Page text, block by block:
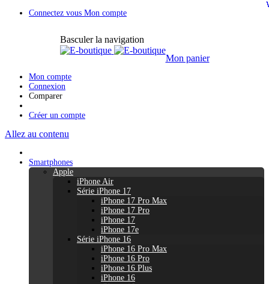
Connectez vous Mon compte
Basculer la navigation
Mon panier
Mon compte
Connexion
Comparer
Créer un compte
Allez au contenu
Smartphones
Apple
iPhone Air
Série iPhone 17
iPhone 17 Pro Max
iPhone 17 Pro
iPhone 17
iPhone 17e
Série iPhone 16
iPhone 16 Pro Max
iPhone 16 Pro
iPhone 16 Plus
iPhone 16